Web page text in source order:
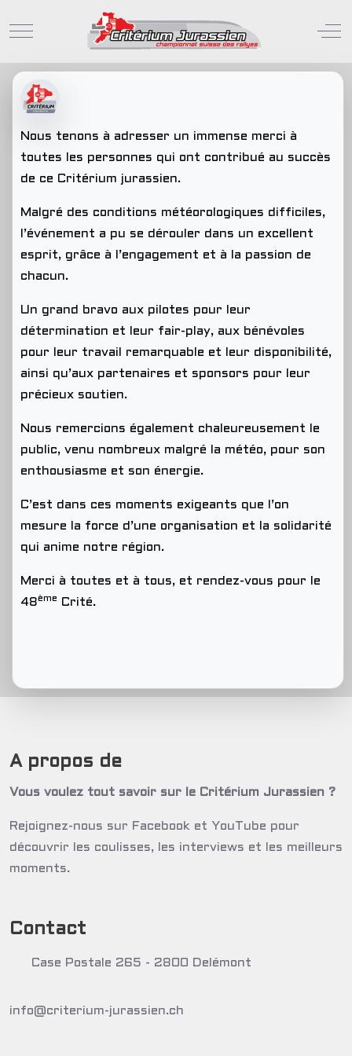
Mobile Menu Toggle
Nous tenons à adresser un immense merci à
toutes les personnes qui ont contribué au succès
de ce Critérium jurassien.
Malgré des conditions météorologiques difficiles,
l’événement a pu se dérouler dans un excellent
esprit, grâce à l’engagement et à la passion de
chacun.
Un grand bravo aux pilotes pour leur
détermination et leur fair-play, aux bénévoles
pour leur travail remarquable et leur disponibilité,
ainsi qu’aux partenaires et sponsors pour leur
précieux soutien.
Nous remercions également chaleureusement le
public, venu nombreux malgré la météo, pour son
enthousiasme et son énergie.
C’est dans ces moments exigeants que l’on
mesure la force d’une organisation et la solidarité
qui anime notre région.
Merci à toutes et à tous, et rendez-vous pour le
48ème Crité.
A propos de
Vous voulez tout savoir sur le Critérium Jurassien ?
Rejoignez-nous sur Facebook et YouTube pour
découvrir les coulisses, les interviews et les meilleurs
moments.
Contact
Case Postale 265 - 2800 Delémont
info@criterium-jurassien.ch